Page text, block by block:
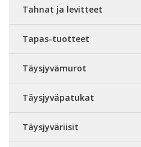
Tahnat ja levitteet
Tapas-tuotteet
Täysjyvämurot
Täysjyväpatukat
Täysjyväriisit